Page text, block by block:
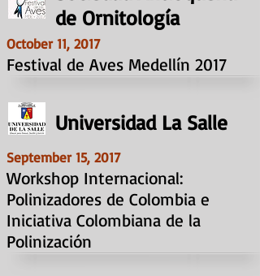
de Ornitología
October 11, 2017
Festival de Aves Medellín 2017
Universidad La Salle
September 15, 2017
Workshop Internacional:
Polinizadores de Colombia e
Iniciativa Colombiana de la
Polinización